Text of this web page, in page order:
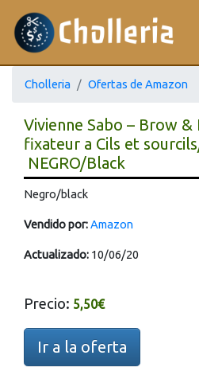
Cholleria Ofertas de Amazon
Vivienne Sabo – Brow &
fixateur a Cils et
NEGRO/Black
Negro/black
Vendido por:Amazon
Actualizado: 10/06/20
Precio: 5,50€
Ir a la oferta